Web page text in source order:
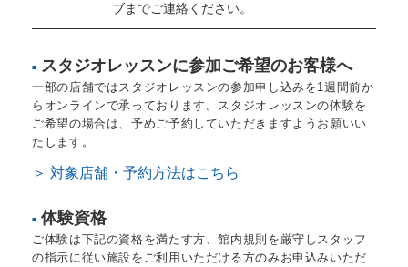
ブまでご連絡ください。
■ スタジオレッスンに参加ご希望のお客様へ
一部の店舗ではスタジオレッスンの参加申し込みを1週間前か
らオンラインで承っております。スタジオレッスンの体験を
ご希望の場合は、予めご予約していただきますようお願いい
たします。
＞ 対象店舗・予約方法はこちら
■ 体験資格
ご体験は下記の資格を満たす方、館内規則を厳守しスタッフ
の指示に従い施設をご利用いただける方のみお申込みいただ